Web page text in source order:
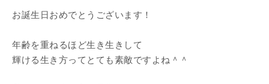
お誕生日おめでとうございます！
年齢を重ねるほど生き生きして
輝ける生き方ってとても素敵ですよね＾＾